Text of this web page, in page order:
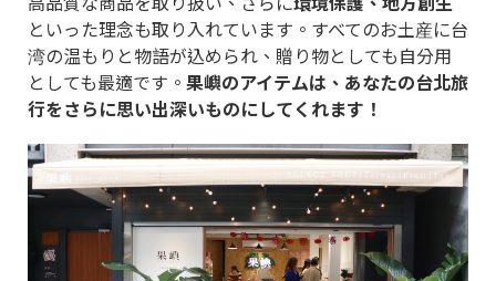
といった理念も取り入れています。すべてのお土産に台
湾の温もりと物語が込められ、贈り物としても自分用
としても最適です。 果嶼のアイテムは、あなたの台北旅
行をさらに思い出深いものにしてくれます！